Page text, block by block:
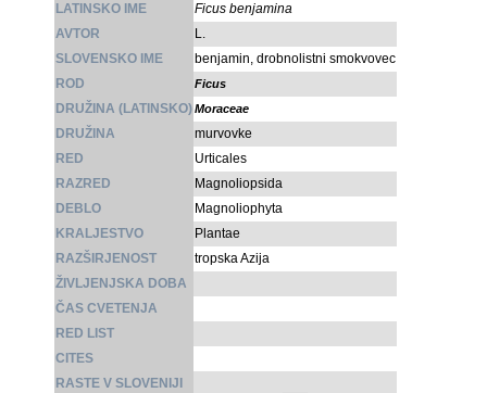
LATINSKO IME
Ficus benjamina
AVTOR
L.
SLOVENSKO IME
benjamin, drobnolistni smokvovec
ROD
Ficus
DRUŽINA (LATINSKO)Moraceae
DRUŽINA
murvovke
RED
Urticales
RAZRED
Magnoliopsida
DEBLO
Magnoliophyta
KRALJESTVO
Plantae
RAZŠIRJENOST
tropska Azija
ŽIVLJENJSKA DOBA
ČAS CVETENJA
RED LIST
CITES
RASTE V SLOVENIJI